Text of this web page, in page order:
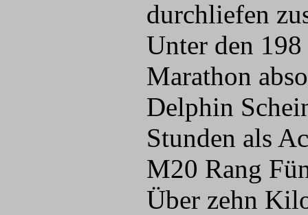
durchliefen
Unter den 198
Marathon
Delphin
Stunden als
M20 Rang
Über zehn